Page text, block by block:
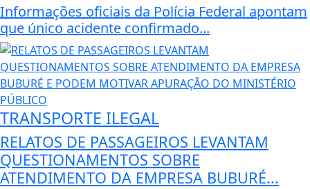
Informações oficiais da Polícia Federal apontam
que único acidente confirmado...
TRANSPORTE ILEGAL
RELATOS DE PASSAGEIROS LEVANTAM
QUESTIONAMENTOS SOBRE
ATENDIMENTO DA EMPRESA BUBURÉ...